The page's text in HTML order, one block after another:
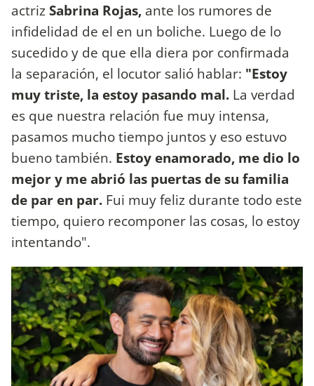
actrizSabrina Rojas, ante los rumores de
infidelidad de el en un boliche. Luego de lo
sucedido y de que ella diera por confirmada
la separación, el locutor salió hablar: "Estoy
muy triste, la estoy pasando mal. La verdad
es que nuestra relación fue muy intensa,
pasamos mucho tiempo juntos y eso estuvo
bueno también. Estoy enamorado, me dio lo
mejor y me abrió las puertas de su familia
de par en par. Fui muy feliz durante todo este
tiempo, quiero recomponer las cosas, lo estoy
intentando".